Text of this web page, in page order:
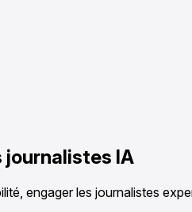
journalistes IA
engager les journalistes